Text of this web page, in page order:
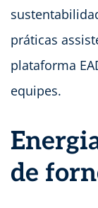
práticas
plataforma
equipes.
de